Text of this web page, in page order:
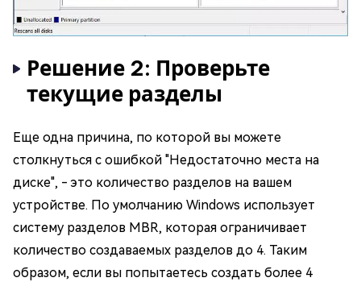
Решение 2: Проверьте
текущие разделы
Еще одна причина, по которой вы можете
столкнуться с ошибкой "Недостаточно места на
диске", - это количество разделов на вашем
устройстве. По умолчанию Windows использует
систему разделов MBR, которая ограничивает
количество создаваемых разделов до 4. Таким
образом, если вы попытаетесь создать более 4